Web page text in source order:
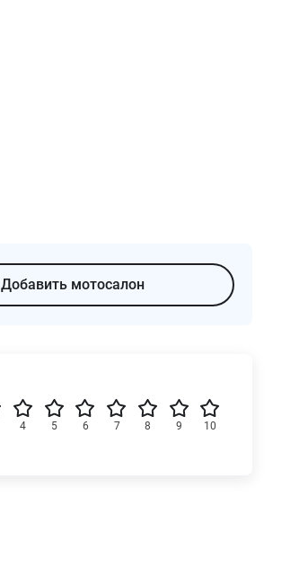
Добавить мотосалон
10
9
8
7
6
5
4